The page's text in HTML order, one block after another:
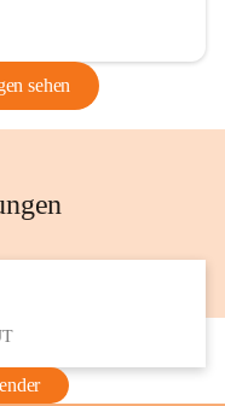
sehen